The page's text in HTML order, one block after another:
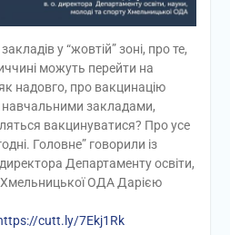
у “жовтій” зоні, про те,
можуть перейти на
надовго, про вакцинацію
навчальними закладами,
вакцинуватися? Про усе
Головне” говорили із
Департаменту освіти,
Хмельницької ОДА Дарією
cutt.ly/7Ekj1Rk